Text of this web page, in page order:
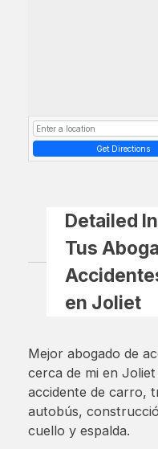
Get Directions
Detailed
Tus
en Joliet
Mejor abogado de
cerca de mi en
accidente de carro,
autobús,
cuello y espalda.